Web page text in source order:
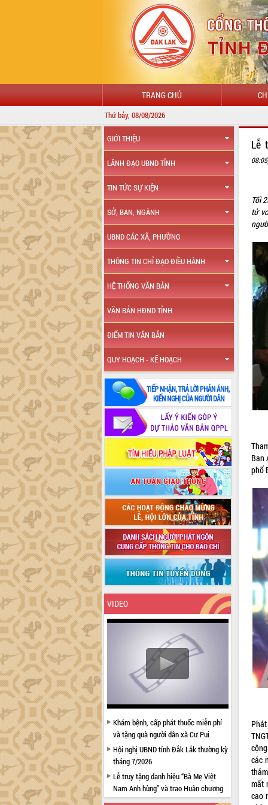
TRANG CHỦ
Thứ bảy, 08/08/2026
GIỚI THIỆU
LÃNH ĐẠO UBND TỈNH
TIN TỨC SỰ KIỆN
SỞ, BAN, NGÀNH
UBND CÁC XÃ, PHƯỜNG
THÔNG TIN CHỈ ĐẠO ĐIỀU HÀNH
HỆ THỐNG VĂN BẢN
VĂN BẢN HĐND TỈNH
ĐIỂM TIN VĂN BẢN
QUY HOẠCH - KẾ HOẠCH
VIDEO
Khám bệnh, cấp phát thuốc miễn phí
và tặng quà người dân xã Cư Pui
Hội nghị UBND tỉnh Đắk Lắk thường kỳ
tháng 7/2026
Lễ truy tặng danh hiệu “Bà Mẹ Việt
Nam Anh hùng” và trao Huân chương
Lao động
Lễ
Tối
tử
Ban
phố
các
mất
cao